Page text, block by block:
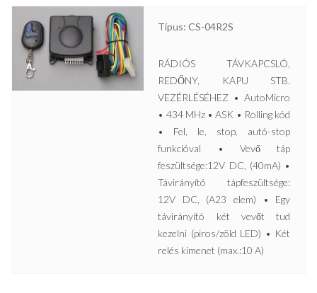
Típus: CS-04R2S
RÁDIÓS TÁVKAPCSLÓ,
REDŐNY, KAPU STB.
VEZÉRLÉSÉHEZ • AutoMicro
• 434 MHz • ASK • Rolling kód
• Fel, le, stop, autó-stop
funkcióval • Vevő táp
feszültsége:12V DC, (40mA) •
Távirányító tápfeszültsége:
12V DC, (A23 elem) • Egy
távirányító két vevőt tud
kezelni (piros/zöld LED) • Két
relés kimenet (max.:10 A)